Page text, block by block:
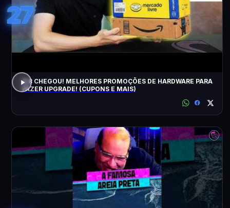
27
8.8 CHEGOU! MELHORES PROMOÇÕES DE HARDWARE PARA
FAZER UPGRADE! (CUPONS E MAIS)